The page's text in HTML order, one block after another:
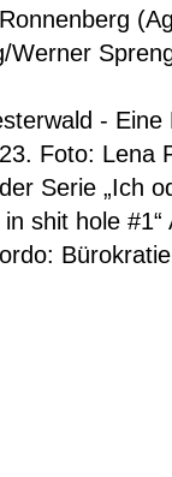
Werner
-
Foto: Lena
Serie „Ich
in shit hole #1“